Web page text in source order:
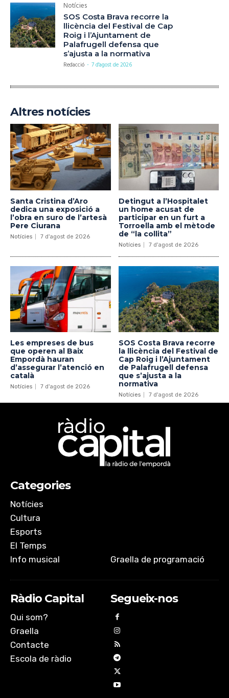
Notícies
SOS Costa Brava recorre la
llicència del Festival de Cap
Roig i l’Ajuntament de
Palafrugell defensa que
s’ajusta a la normativa
Redacció - 7 d'agost de 2026
Altres notícies
Santa Cristina d’Aro
dedica una exposició a
l’obra en suro de l’artesà
Pere Ciurana
Notícies 7 d'agost de 2026
Detingut a l’Hospitalet
un home acusat de
participar en un furt a
Torroella amb el mètode
de “la collita”
Notícies 7 d'agost de 2026
Les empreses de bus
que operen al Baix
Empordà hauran
d’assegurar l’atenció en
català
Notícies 7 d'agost de 2026
SOS Costa Brava recorre
la llicència del Festival de
Cap Roig i l’Ajuntament
de Palafrugell defensa
que s’ajusta a la
normativa
Notícies 7 d'agost de 2026
Categories
Notícies
Cultura
Esports
El Temps
Info musical
Graella de programació
Ràdio Capital
Qui som?
Graella
Contacte
Escola de ràdio
Segueix-nos